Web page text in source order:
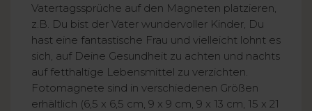
Vatertagssprüche auf den Magneten platzieren,
z.B. Du bist der Vater wundervoller Kinder, Du
hast eine fantastische Frau und vielleicht lohnt es
sich, auf Deine Gesundheit zu achten und nachts
auf fetthaltige Lebensmittel zu verzichten.
Fotomagnete sind in verschiedenen Größen
erhältlich (6,5 x 6,5 cm, 9 x 9 cm, 9 x 13 cm, 15 x 21